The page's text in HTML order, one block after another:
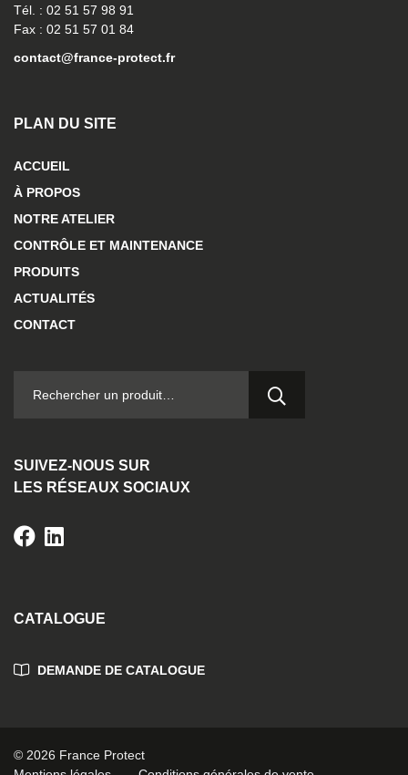
Tél. : 02 51 57 98 91
Fax : 02 51 57 01 84
contact@france-protect.fr
PLAN DU SITE
ACCUEIL
À PROPOS
NOTRE ATELIER
CONTRÔLE ET MAINTENANCE
PRODUITS
ACTUALITÉS
CONTACT
SUIVEZ-NOUS SUR
LES RÉSEAUX SOCIAUX
CATALOGUE
DEMANDE DE CATALOGUE
© 2026 France Protect